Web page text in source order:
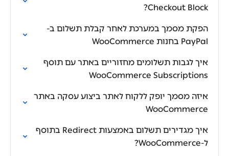
Checkout Block?
הפקת מסמך במערכת לאחר קבלת תשלום ב-
PayPal בחנות WooCommerce
איך לגבות תשלומים מחזוריים באתר עם תוסף
WooCommerce Subscriptions
איזה מסמך יופק ללקוח לאתר ביצוע עסקה באתר
WooCommerce
איך מגדירים תשלום באמצעות Redirect בתוסף
ל-WooCommerce?